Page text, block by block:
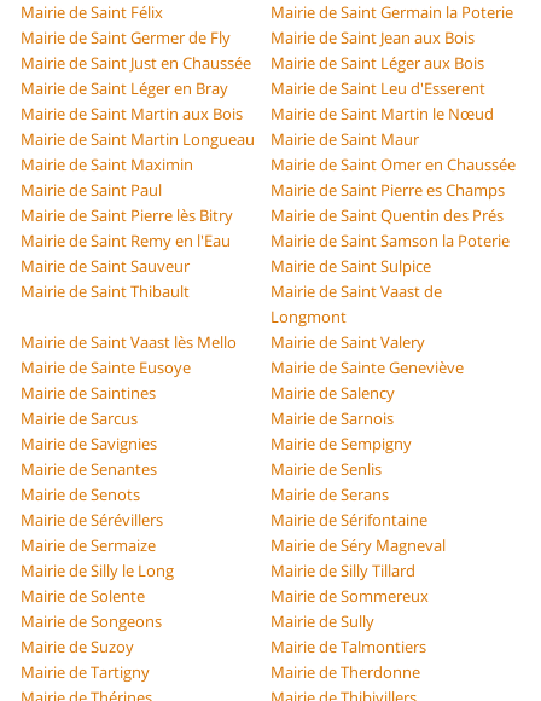
Mairie de Saint Félix
Mairie de Saint Germain la Poterie
Mairie de Saint Germer de Fly
Mairie de Saint Jean aux Bois
Mairie de Saint Just en Chaussée
Mairie de Saint Léger aux Bois
Mairie de Saint Léger en Bray
Mairie de Saint Leu d'Esserent
Mairie de Saint Martin aux Bois
Mairie de Saint Martin le Nœud
Mairie de Saint Martin Longueau
Mairie de Saint Maur
Mairie de Saint Maximin
Mairie de Saint Omer en Chaussée
Mairie de Saint Paul
Mairie de Saint Pierre es Champs
Mairie de Saint Pierre lès Bitry
Mairie de Saint Quentin des Prés
Mairie de Saint Remy en l'Eau
Mairie de Saint Samson la Poterie
Mairie de Saint Sauveur
Mairie de Saint Sulpice
Mairie de Saint Thibault
Mairie de Saint Vaast de
Longmont
Mairie de Saint Vaast lès Mello
Mairie de Saint Valery
Mairie de Sainte Eusoye
Mairie de Sainte Geneviève
Mairie de Saintines
Mairie de Salency
Mairie de Sarcus
Mairie de Sarnois
Mairie de Savignies
Mairie de Sempigny
Mairie de Senantes
Mairie de Senlis
Mairie de Senots
Mairie de Serans
Mairie de Sérévillers
Mairie de Sérifontaine
Mairie de Sermaize
Mairie de Séry Magneval
Mairie de Silly le Long
Mairie de Silly Tillard
Mairie de Solente
Mairie de Sommereux
Mairie de Songeons
Mairie de Sully
Mairie de Suzoy
Mairie de Talmontiers
Mairie de Tartigny
Mairie de Therdonne